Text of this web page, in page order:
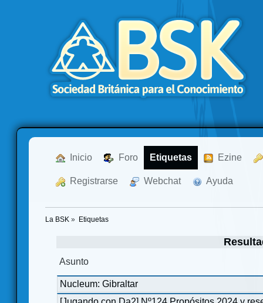
Inicio Foro Etiquetas Ezine
Registrarse Webchat Ayuda
La BSK » Etiquetas
Asunto
Nucleum: Gibraltar